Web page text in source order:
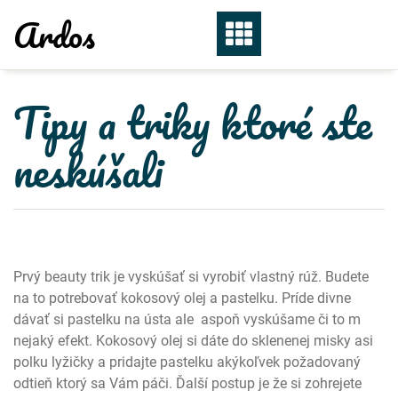
content
Ardos
Tipy a triky ktoré ste
neskúšali
Prvý beauty trik je vyskúšať si vyrobiť vlastný rúž. Budete
na to potrebovať kokosový olej a pastelku. Príde divne
dávať si pastelku na ústa ale aspoň vyskúšame či to m
nejaký efekt. Kokosový olej si dáte do sklenenej misky asi
polku lyžičky a pridajte pastelku akýkoľvek požadovaný
odtieň ktorý sa Vám páči. Ďalší postup je že si zohrejete